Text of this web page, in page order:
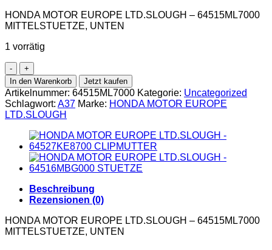
HONDA MOTOR EUROPE LTD.SLOUGH – 64515ML7000
MITTELSTUETZE, UNTEN
1 vorrätig
In den Warenkorb Jetzt kaufen
Artikelnummer: 64515ML7000 Kategorie: Uncategorized
Schlagwort: A37 Marke: HONDA MOTOR EUROPE
LTD.SLOUGH
Beschreibung
Rezensionen (0)
HONDA MOTOR EUROPE LTD.SLOUGH – 64515ML7000
MITTELSTUETZE, UNTEN